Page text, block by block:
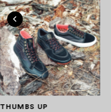
THUMBS UP